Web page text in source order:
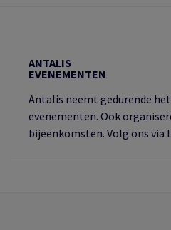
ANTALIS
EVENEMENTEN
Antalis neemt gedurende
evenementen. Ook
bijeenkomsten. Volg ons via